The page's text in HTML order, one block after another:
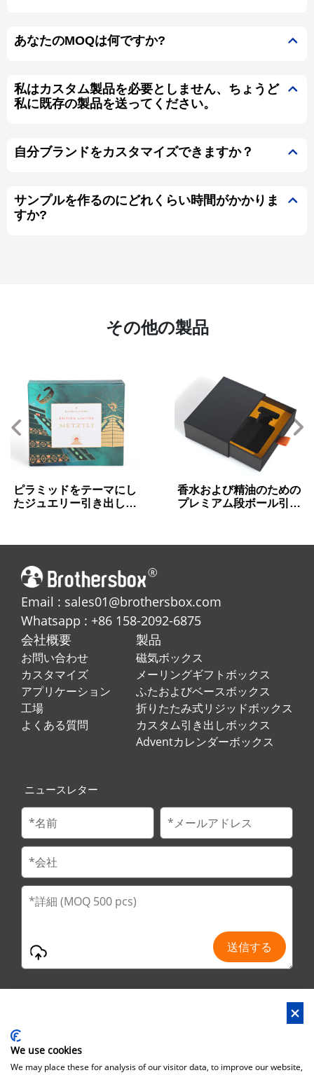
あなたのMOQは何ですか?
私はカスタム製品を必要としません、ちょうど
私に既存の製品を送ってください。
自分ブランドをカスタマイズできますか？
サンプルを作るのにどれくらい時間がかかりま
すか?
その他の製品
ピラミッドをテーマにし
たジュエリー引き出しギ
香水および精油のための
プレミアム段ボール引き
Email : sales01@brothersbox.com
Whatsapp : +86 158-2092-6875
会社概要
お問い合わせ
カスタマイズ
アプリケーション
工場
よくある質問
製品
磁気ボックス
メーリングギフトボックス
ふたおよびベースボックス
折りたたみ式リジッドボックス
カスタム引き出しボックス
Adventカレンダーボックス
ニュースレター
アドレス : No.29 Jinfu 2nd Road, Huanan Ind Park,Liaobo市,東莞
We use cookies
We may place these for analysis of our visitor data, to improve our website,